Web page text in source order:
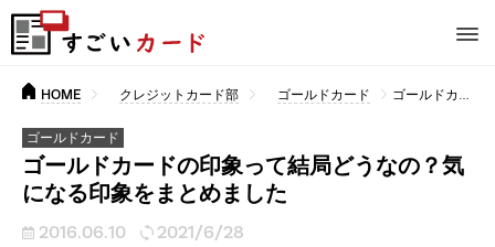
HOME クレジットカード部 ゴールドカード ゴールドカードの印象って結局どうなの？気になる印象をまとめました
ゴールドカード
ゴールドカードの印象って結局どうなの？気
になる印象をまとめました
2016.06.10 2021/6/28